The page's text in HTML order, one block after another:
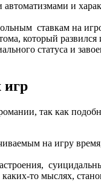
и
ставкам на
который
статуса и
игр
так как
на игру
каких-то мыслях,